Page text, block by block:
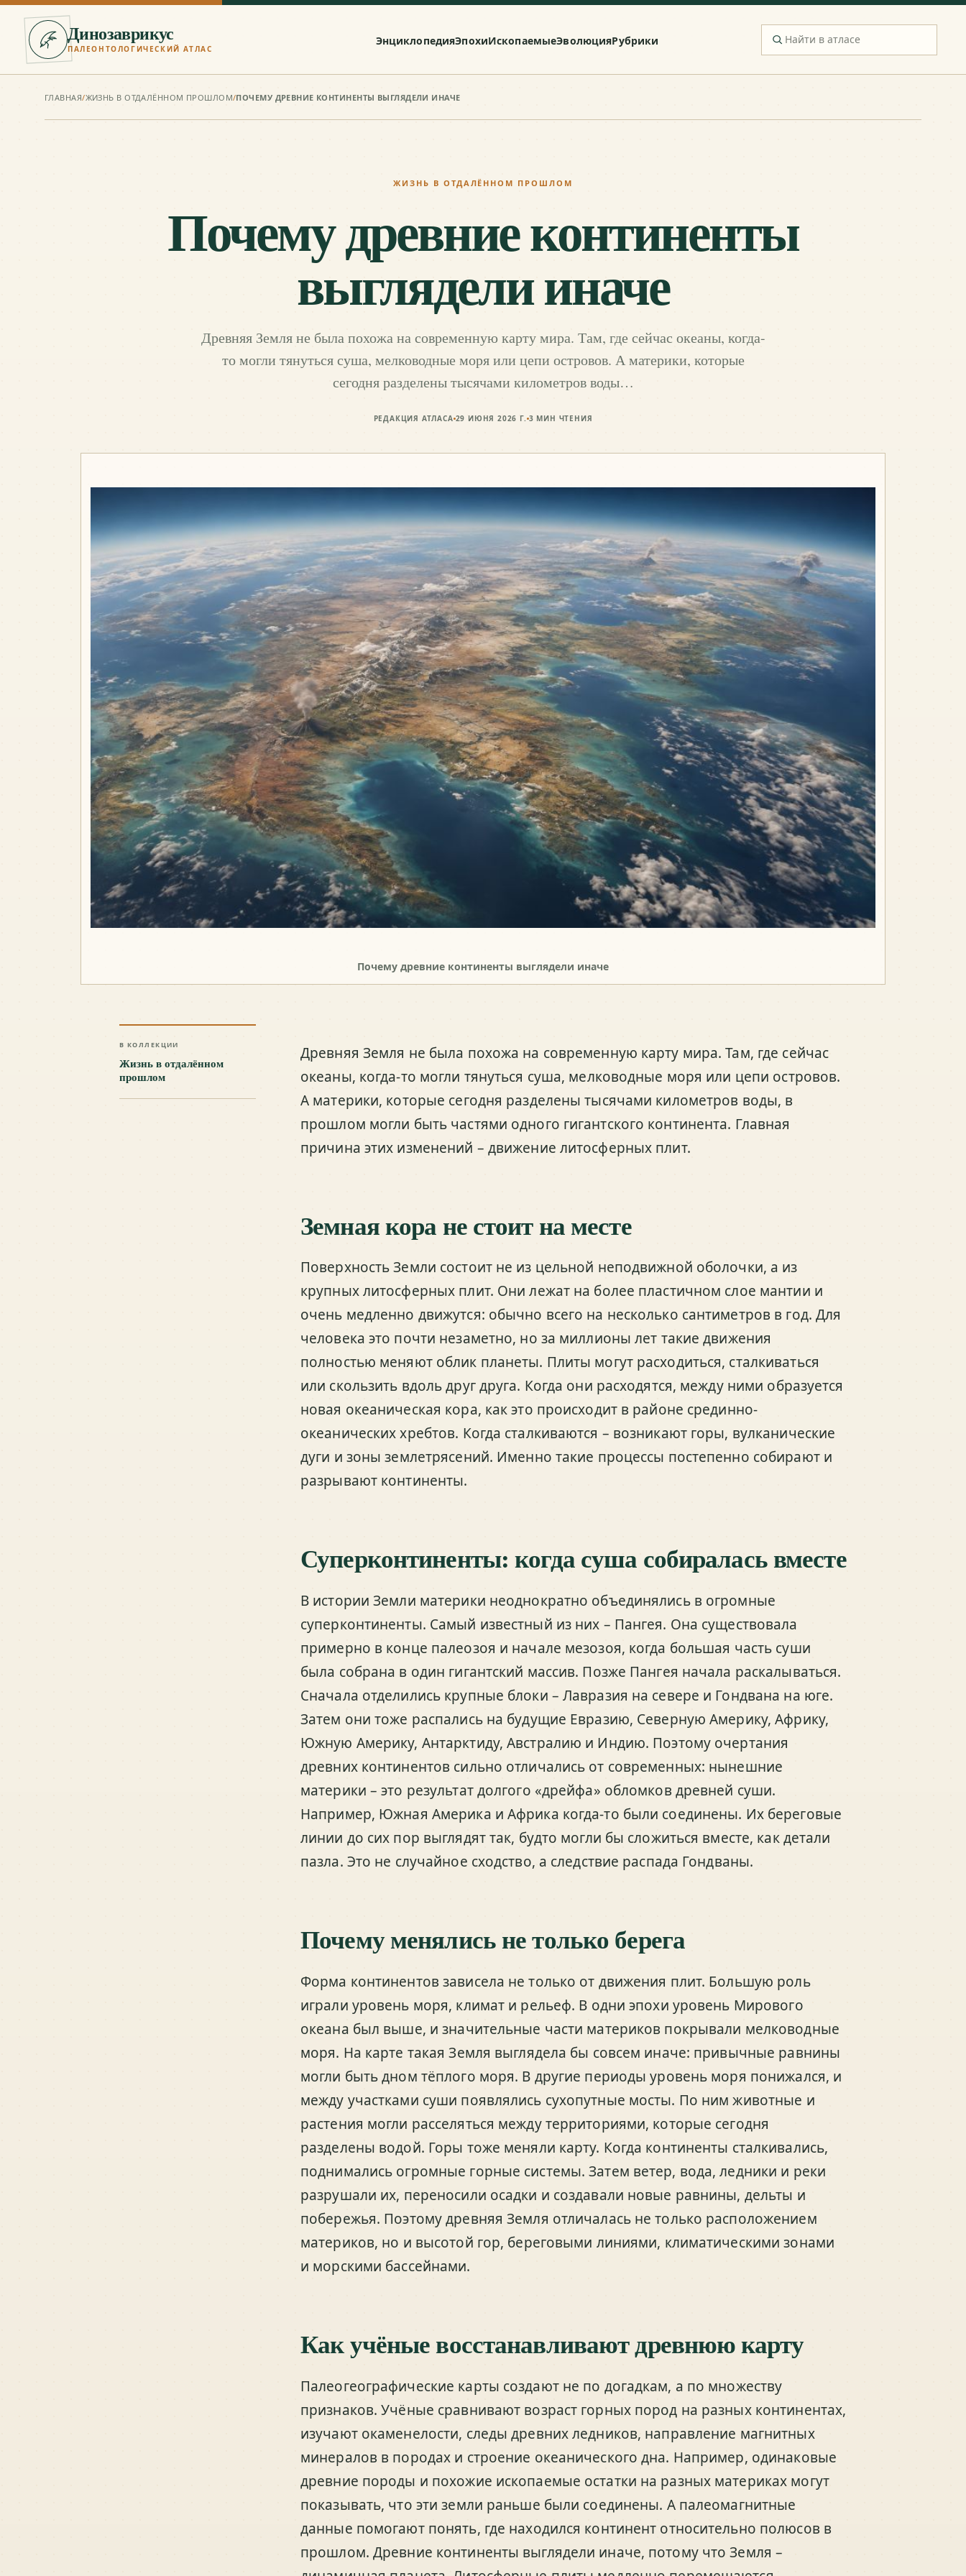
Динозаврикус
ПАЛЕОНТОЛОГИЧЕСКИЙ АТЛАС
ЭнциклопедияЭпохиИскопаемыеЭволюцияРубрики
ГЛАВНАЯ/ЖИЗНЬ В ОТДАЛЁННОМ ПРОШЛОМ/ПОЧЕМУ ДРЕВНИЕ КОНТИНЕНТЫ ВЫГЛЯДЕЛИ ИНАЧЕ
ЖИЗНЬ В ОТДАЛЁННОМ ПРОШЛОМ
Почему древние континенты
выглядели иначе
Древняя Земля не была похожа на современную карту мира. Там, где сейчас океаны, когда-
то могли тянуться суша, мелководные моря или цепи островов. А материки, которые
сегодня разделены тысячами километров воды…
РЕДАКЦИЯ АТЛАСА 29 ИЮНЯ 2026 Г. 3 МИН ЧТЕНИЯ
Почему древние континенты выглядели иначе
В КОЛЛЕКЦИИ
Жизнь в отдалённом
прошлом
Древняя Земля не была похожа на современную карту мира. Там, где сейчас
океаны, когда-то могли тянуться суша, мелководные моря или цепи островов.
А материки, которые сегодня разделены тысячами километров воды, в
прошлом могли быть частями одного гигантского континента. Главная
причина этих изменений – движение литосферных плит.
Земная кора не стоит на месте
Поверхность Земли состоит не из цельной неподвижной оболочки, а из
крупных литосферных плит. Они лежат на более пластичном слое мантии и
очень медленно движутся: обычно всего на несколько сантиметров в год. Для
человека это почти незаметно, но за миллионы лет такие движения
полностью меняют облик планеты. Плиты могут расходиться, сталкиваться
или скользить вдоль друг друга. Когда они расходятся, между ними образуется
новая океаническая кора, как это происходит в районе срединно-
океанических хребтов. Когда сталкиваются – возникают горы, вулканические
дуги и зоны землетрясений. Именно такие процессы постепенно собирают и
разрывают континенты.
Суперконтиненты: когда суша собиралась вместе
В истории Земли материки неоднократно объединялись в огромные
суперконтиненты. Самый известный из них – Пангея. Она существовала
примерно в конце палеозоя и начале мезозоя, когда большая часть суши
была собрана в один гигантский массив. Позже Пангея начала раскалываться.
Сначала отделились крупные блоки – Лавразия на севере и Гондвана на юге.
Затем они тоже распались на будущие Евразию, Северную Америку, Африку,
Южную Америку, Антарктиду, Австралию и Индию. Поэтому очертания
древних континентов сильно отличались от современных: нынешние
материки – это результат долгого «дрейфа» обломков древней суши.
Например, Южная Америка и Африка когда-то были соединены. Их береговые
линии до сих пор выглядят так, будто могли бы сложиться вместе, как детали
пазла. Это не случайное сходство, а следствие распада Гондваны.
Почему менялись не только берега
Форма континентов зависела не только от движения плит. Большую роль
играли уровень моря, климат и рельеф. В одни эпохи уровень Мирового
океана был выше, и значительные части материков покрывали мелководные
моря. На карте такая Земля выглядела бы совсем иначе: привычные равнины
могли быть дном тёплого моря. В другие периоды уровень моря понижался, и
между участками суши появлялись сухопутные мосты. По ним животные и
растения могли расселяться между территориями, которые сегодня
разделены водой. Горы тоже меняли карту. Когда континенты сталкивались,
поднимались огромные горные системы. Затем ветер, вода, ледники и реки
разрушали их, переносили осадки и создавали новые равнины, дельты и
побережья. Поэтому древняя Земля отличалась не только расположением
материков, но и высотой гор, береговыми линиями, климатическими зонами
и морскими бассейнами.
Как учёные восстанавливают древнюю карту
Палеогеографические карты создают не по догадкам, а по множеству
признаков. Учёные сравнивают возраст горных пород на разных континентах,
изучают окаменелости, следы древних ледников, направление магнитных
минералов в породах и строение океанического дна. Например, одинаковые
древние породы и похожие ископаемые остатки на разных материках могут
показывать, что эти земли раньше были соединены. А палеомагнитные
данные помогают понять, где находился континент относительно полюсов в
прошлом. Древние континенты выглядели иначе, потому что Земля –